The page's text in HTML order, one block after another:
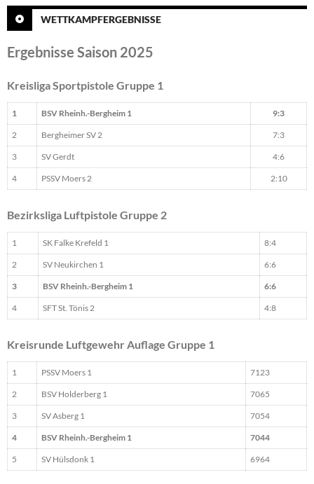
WETTKAMPFERGEBNISSE
Ergebnisse Saison 2025
Kreisliga Sportpistole Gruppe 1
1 BSV Rheinh.-Bergheim 1 9:3
2 Bergheimer SV 2 7:3
3 SV Gerdt 4:6
4 PSSV Moers 2 2:10
Bezirksliga Luftpistole Gruppe 2
1 SK Falke Krefeld 1 8:4
2 SV Neukirchen 1 6:6
3 BSV Rheinh.-Bergheim 1 6:6
4 SFT St. Tönis 2 4:8
Kreisrunde Luftgewehr Auflage Gruppe 1
1 PSSV Moers 1 7123
2 BSV Holderberg 1 7065
3 SV Asberg 1 7054
4 BSV Rheinh.-Bergheim 1 7044
5 SV Hülsdonk 1 6964